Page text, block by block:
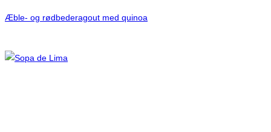
Æble- og rødbederagout med quinoa